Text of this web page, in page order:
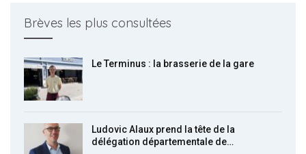
Brèves les plus consultées
Le Terminus : la brasserie de la gare
Ludovic Alaux prend la tête de la
délégation départementale de…